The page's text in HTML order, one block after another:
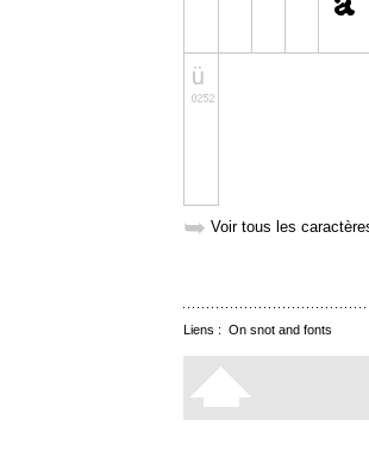
➥ Voir tous les
Liens : On snot and fonts